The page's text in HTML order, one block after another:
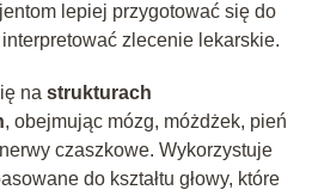
lepiej przygotować się do
zlecenie lekarskie.
na strukturach
, obejmując mózg, móżdżek, pień
czaszkowe. Wykorzystuje
do kształtu głowy, które